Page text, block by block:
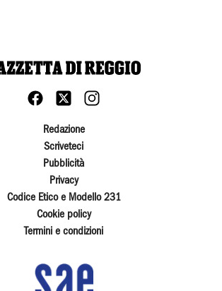
Redazione
Scriveteci
Pubblicità
Privacy
Codice Etico e Modello 231
Cookie policy
Termini e condizioni